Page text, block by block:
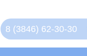
8 (3846) 62-30-30